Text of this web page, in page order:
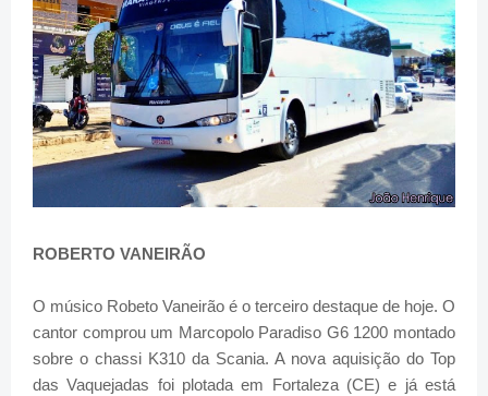
ROBERTO VANEIRÃO
O músico Robeto Vaneirão é o terceiro destaque de hoje. O
cantor comprou um Marcopolo Paradiso G6 1200 montado
sobre o chassi K310 da Scania. A nova aquisição do Top
das Vaquejadas foi plotada em Fortaleza (CE) e já está